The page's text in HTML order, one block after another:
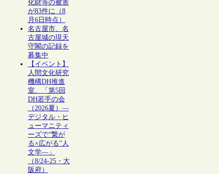
化財等の被害
が83件に（8
月6日時点）
名古屋市、名
古屋城の現天
守閣の記録を
募集中
【イベント】
人間文化研究
機構DH推進
室、「第5回
DH若手の会
（2026夏）―
デジタル・ヒ
ューマニティ
ーズで“繋が
る×広がる”人
文学―」
（8/24-25・大
阪府）